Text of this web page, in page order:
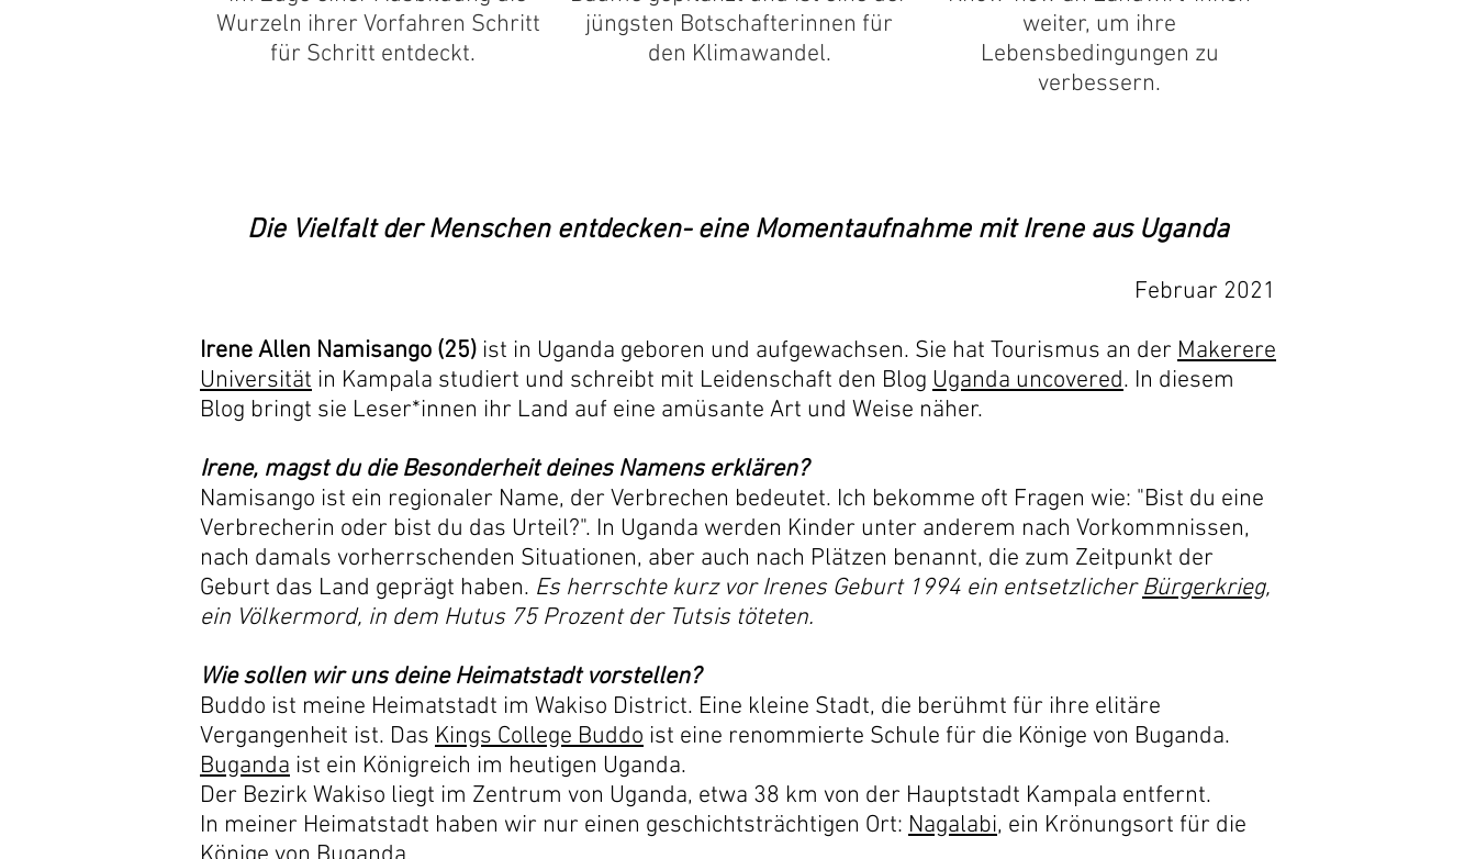
Wurzeln ihrer Vorfahren Schritt
für Schritt entdeckt.
jüngsten Botschafterinnen für
den Klimawandel.
weiter, um ihre
Lebensbedingungen zu
verbessern.
Die Vielfalt der Menschen entdecken- eine Momentaufnahme mit Irene aus Uganda
Februar 2021
Irene Allen Namisango (25) ist in Uganda geboren und aufgewachsen. Sie hat Tourismus an der Makerere
Universität in Kampala studiert und schreibt mit Leidenschaft den Blog Uganda uncovered. In diesem
Blog bringt sie Leser*innen ihr Land auf eine amüsante Art und Weise näher.
Irene, magst du die Besonderheit deines Namens erklären?
Namisango ist ein regionaler Name, der Verbrechen bedeutet. Ich bekomme oft Fragen wie: "Bist du eine
Verbrecherin oder bist du das Urteil?". In Uganda werden Kinder unter anderem nach Vorkommnissen,
nach damals vorherrschenden Situationen, aber auch nach Plätzen benannt, die zum Zeitpunkt der
Geburt das Land geprägt haben. Es herrschte kurz vor Irenes Geburt 1994 ein entsetzlicherBürgerkrieg,
ein Völkermord, in dem Hutus 75 Prozent der Tutsis töteten.
Wie sollen wir uns deine Heimatstadt vorstellen?
Buddo ist meine Heimatstadt im Wakiso District. Eine kleine Stadt, die berühmt für ihre elitäre
Vergangenheit ist. Das Kings College Buddo ist eine renommierte Schule für die Könige von Buganda.
Buganda ist ein Königreich im heutigen Uganda.
Der Bezirk Wakiso liegt im Zentrum von Uganda, etwa 38 km von der Hauptstadt Kampala entfernt.
In meiner Heimatstadt haben wir nur einen geschichtsträchtigen Ort: Nagalabi, ein Krönungsort für die